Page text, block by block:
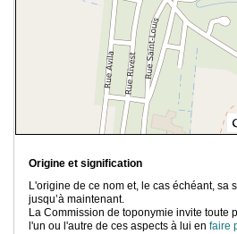
Origine et signification
L'origine de ce nom et, le cas échéant, sa
jusqu’à maintenant.
La Commission de toponymie invite toute
l'un ou l'autre de ces aspects à lui en faire